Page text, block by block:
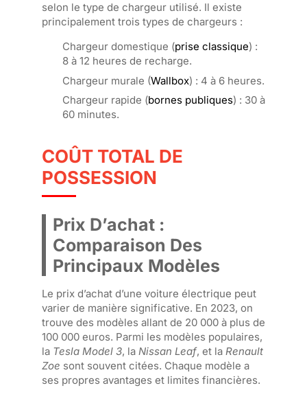
selon le type de chargeur utilisé. Il existe
principalement trois types de chargeurs :
Chargeur domestique (prise classique) :
8 à 12 heures de recharge.
Chargeur murale (Wallbox) : 4 à 6 heures.
Chargeur rapide (bornes publiques) : 30 à
60 minutes.
COÛT TOTAL DE
POSSESSION
Prix D’achat :
Comparaison Des
Principaux Modèles
Le prix d’achat d’une voiture électrique peut
varier de manière significative. En 2023, on
trouve des modèles allant de 20 000 à plus de
100 000 euros. Parmi les modèles populaires,
la Tesla Model 3, la Nissan Leaf, et la Renault
Zoe sont souvent citées. Chaque modèle a
ses propres avantages et limites financières.